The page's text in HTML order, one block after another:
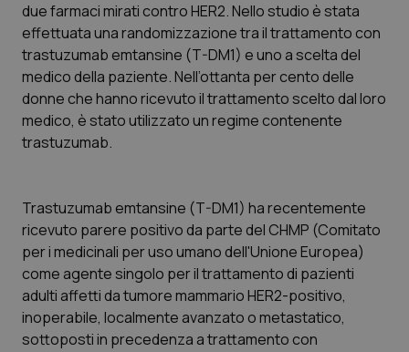
Provincia Autonoma di Bolzano
Provincia Autonoma di Trento
Puglia
Sicilia
Toscana
Umbria
Infezioni & Febbre
Ipertensione & Scompenso
Malattie rare
Neuroscienze & patologie neurodegenerative
Obesità
Oftalmologia
due farmaci mirati contro HER2. Nello studio è stata
effettuata una randomizzazione tra il trattamento con
trastuzumab emtansine (T-DM1) e uno a scelta del
medico della paziente. Nell’ottanta per cento delle
donne che hanno ricevuto il trattamento scelto dal loro
medico, è stato utilizzato un regime contenente
trastuzumab.
Trastuzumab emtansine (T-DM1) ha recentemente
ricevuto parere positivo da parte del CHMP (Comitato
per i medicinali per uso umano dell'Unione Europea)
come agente singolo per il trattamento di pazienti
adulti affetti da tumore mammario HER2-positivo,
inoperabile, localmente avanzato o metastatico,
sottoposti in precedenza a trattamento con